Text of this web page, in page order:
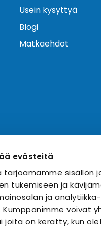
evästeitä
sisällön
tukemiseen ja
ja
voivat
on kerätty, kun
Usein kysyttyä
Blogi
Matkaehdot